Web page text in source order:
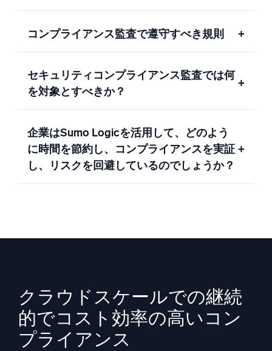
コンプライアンス監査で遵守すべき規則 +
セキュリティコンプライアンス監査では何
を対象とすべきか？
+
企業はSumo Logicを活用して、どのよう
に時間を節約し、コンプライアンスを実証
し、リスクを回避しているのでしょうか？
+
クラウドスケールでの継続
的でコスト効率の高いコン
プライアンス